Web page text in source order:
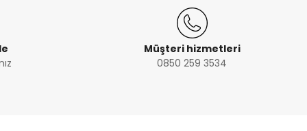
Müşteri hizmetleri
0850 259 3534